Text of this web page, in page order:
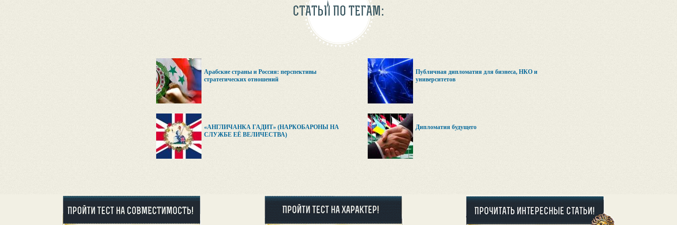
СТАТЬИ ПО ТЕГАМ:
Арабские страны и Россия: перспективы
стратегических отношений
Публичная дипломатия для бизнеса, НКО и
университетов
«АНГЛИЧАНКА ГАДИТ» (НАРКОБАРОНЫ НА
СЛУЖБЕ ЕЁ ВЕЛИЧЕСТВА)
Дипломатия будущего